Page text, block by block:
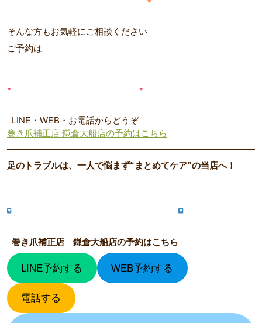
そんな方もお気軽にご相談ください
ご予約は
LINE・WEB・お電話からどうぞ
巻き爪補正店 鎌倉大船店の予約はこちら
足のトラブルは、一人で悩まず“まとめてケア”の当店へ！
巻き爪補正店 鎌倉大船店の予約はこちら
LINE予約する WEB予約する
電話する